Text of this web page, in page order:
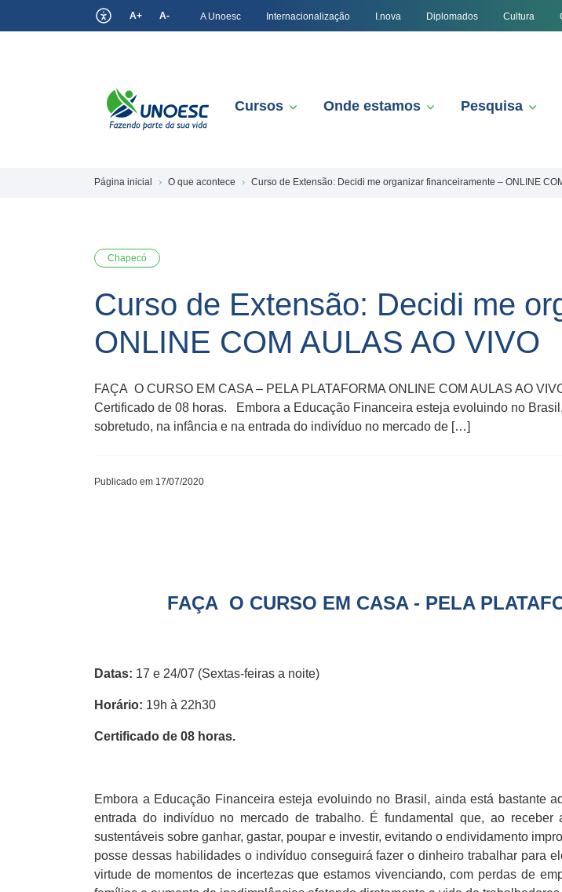
A+ A- A Unoesc Internacionalização I.nova Diplomados Cultura
Cursos Onde estamos Pesquisa
Página inicial O que acontece Curso de Extensão: Decidi me organizar financeiramente – ONLINE
Chapecó
Curso de Extensão: Decidi me
ONLINE COM AULAS AO VIVO
FAÇA O CURSO EM CASA – PELA PLATAFORMA ONLINE COM AULAS AO
Certificado de 08 horas. Embora a Educação Financeira esteja evoluindo no
sobretudo, na infância e na entrada do indivíduo no mercado de […]
Publicado em 17/07/2020
FAÇA O CURSO EM CASA - PELA
Datas: 17 e 24/07 (Sextas-feiras a noite)
Horário: 19h à 22h30
Certificado de 08 horas.
Embora a Educação Financeira esteja evoluindo no Brasil, ainda está bastante
entrada do indivíduo no mercado de trabalho. É fundamental que, ao
sustentáveis sobre ganhar, gastar, poupar e investir, evitando o endividamento
posse dessas habilidades o indivíduo conseguirá fazer o dinheiro trabalhar para
virtude de momentos de incertezas que estamos vivenciando, com perdas de